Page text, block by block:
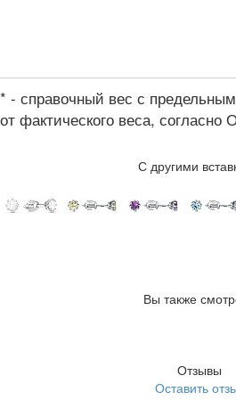
* - справочный вес с
от фактического веса, согласно
С другими
Вы также
Отзывы
Оставить